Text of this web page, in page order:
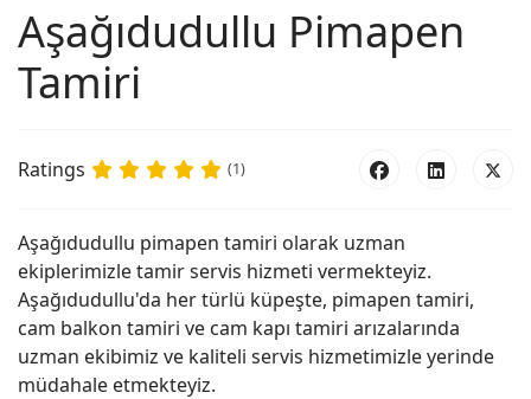
Aşağıdudullu Pimapen
Tamiri
Ratings (1)
Aşağıdudullu pimapen tamiri olarak uzman
ekiplerimizle tamir servis hizmeti vermekteyiz.
Aşağıdudullu'da her türlü küpeşte, pimapen tamiri,
cam balkon tamiri ve cam kapı tamiri arızalarında
uzman ekibimiz ve kaliteli servis hizmetimizle yerinde
müdahale etmekteyiz.